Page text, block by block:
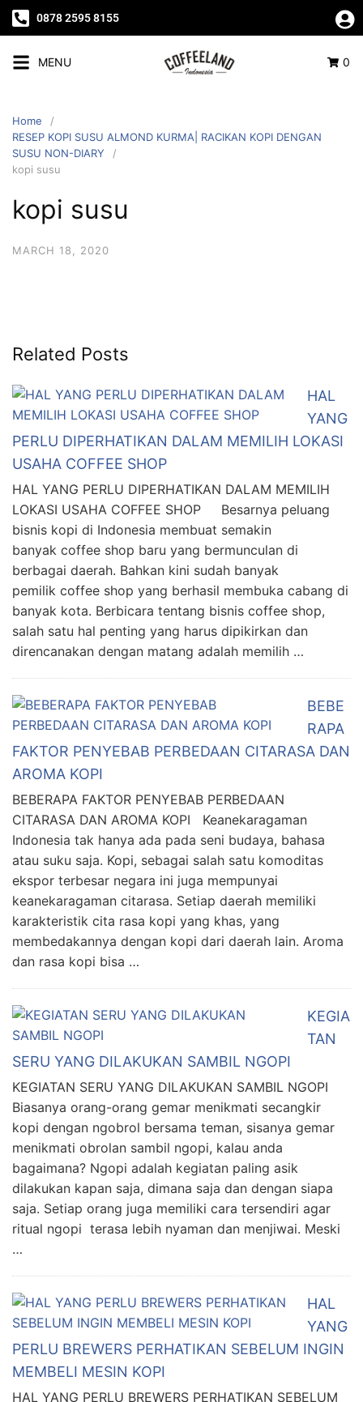
0878 2595 8155
MENU 0
Home
RESEP KOPI SUSU ALMOND KURMA| RACIKAN KOPI DENGAN
SUSU NON-DIARY
kopi susu
kopi susu
MARCH 18, 2020
Related Posts
HAL
YANG
PERLU DIPERHATIKAN DALAM MEMILIH LOKASI
USAHA COFFEE SHOP
HAL YANG PERLU DIPERHATIKAN DALAM MEMILIH
LOKASI USAHA COFFEE SHOP Besarnya peluang
bisnis kopi di Indonesia membuat semakin
banyak coffee shop baru yang bermunculan di
berbagai daerah. Bahkan kini sudah banyak
pemilik coffee shop yang berhasil membuka cabang di
banyak kota. Berbicara tentang bisnis coffee shop,
salah satu hal penting yang harus dipikirkan dan
direncanakan dengan matang adalah memilih …
BEBE
RAPA
FAKTOR PENYEBAB PERBEDAAN CITARASA DAN
AROMA KOPI
BEBERAPA FAKTOR PENYEBAB PERBEDAAN
CITARASA DAN AROMA KOPI Keanekaragaman
Indonesia tak hanya ada pada seni budaya, bahasa
atau suku saja. Kopi, sebagai salah satu komoditas
ekspor terbesar negara ini juga mempunyai
keanekaragaman citarasa. Setiap daerah memiliki
karakteristik cita rasa kopi yang khas, yang
membedakannya dengan kopi dari daerah lain. Aroma
dan rasa kopi bisa …
KEGIA
TAN
SERU YANG DILAKUKAN SAMBIL NGOPI
KEGIATAN SERU YANG DILAKUKAN SAMBIL NGOPI
Biasanya orang-orang gemar menikmati secangkir
kopi dengan ngobrol bersama teman, sisanya gemar
menikmati obrolan sambil ngopi, kalau anda
bagaimana? Ngopi adalah kegiatan paling asik
dilakukan kapan saja, dimana saja dan dengan siapa
saja. Setiap orang juga memiliki cara tersendiri agar
ritual ngopi terasa lebih nyaman dan menjiwai. Meski
…
HAL
YANG
PERLU BREWERS PERHATIKAN SEBELUM INGIN
MEMBELI MESIN KOPI
HAL YANG PERLU BREWERS PERHATIKAN SEBELUM